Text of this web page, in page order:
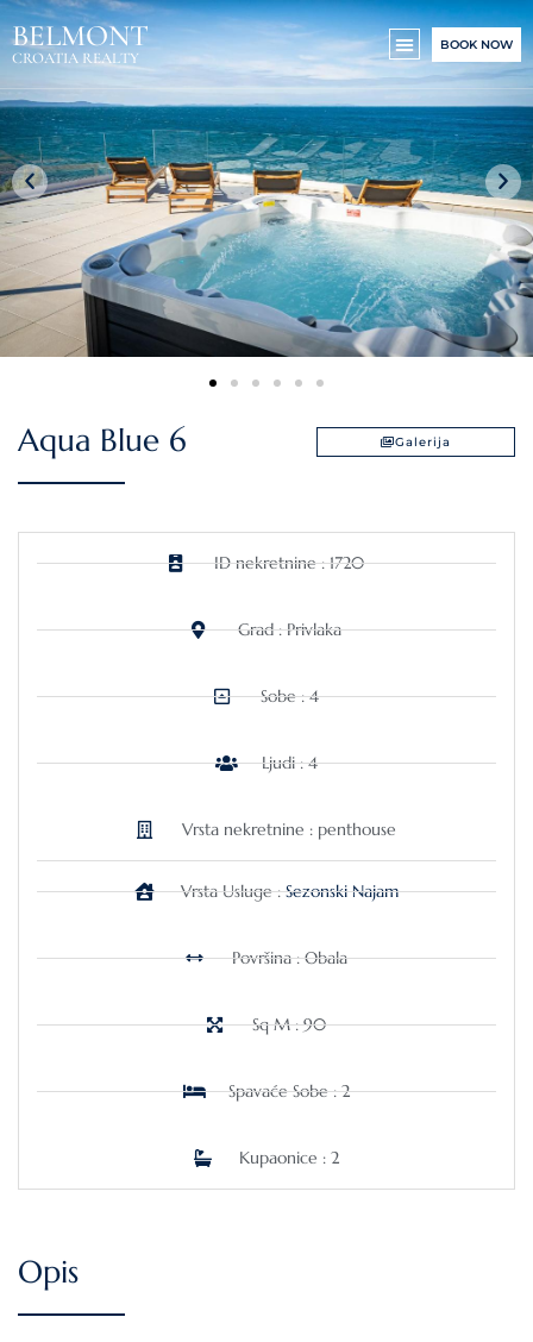
BELMONT
CROATIA REALTY
BOOK NOW
Aqua Blue 6 Galerija
ID nekretnine : 1720
Grad : Privlaka
Sobe : 4
Ljudi : 4
Vrsta nekretnine : penthouse
Vrsta Usluge :Sezonski Najam
Površina : Obala
Sq M : 90
Spavaće Sobe : 2
Kupaonice : 2
Opis